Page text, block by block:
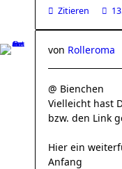
Zitieren
von Rolleroma
@ Bienchen
Vielleicht hast
bzw. den Link
Hier ein
Anfang